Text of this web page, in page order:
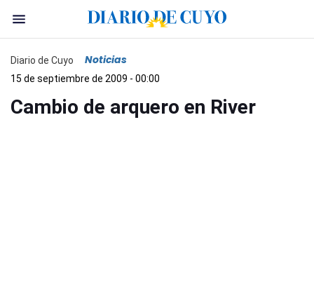
Diario de Cuyo Noticias
15 de septiembre de 2009 - 00:00
Cambio de arquero en River